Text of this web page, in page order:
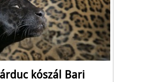
kószál Bari